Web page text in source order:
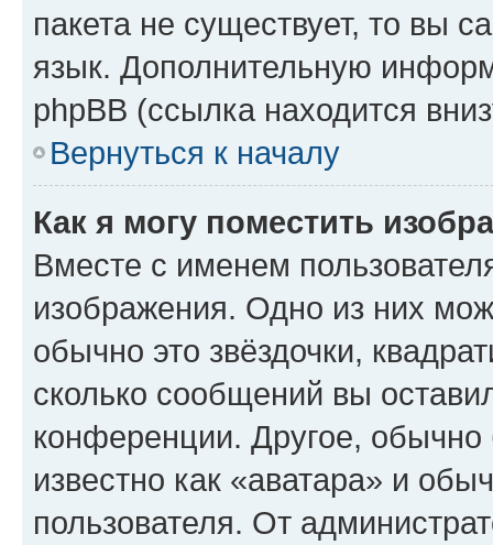
пакета не существует, то вы
язык. Дополнительную
phpBB (ссылка находится
Вернуться к началу
Как я могу поместить
Вместе с именем
изображения. Одно из них
обычно это звёздочки,
сколько сообщений вы
конференции. Другое,
известно как «аватара» и
пользователя. От